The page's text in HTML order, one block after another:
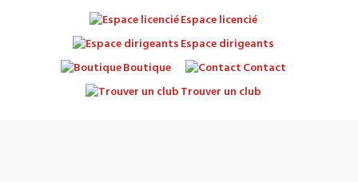
Espace licencié
Espace dirigeants
Boutique
Contact
Trouver un club